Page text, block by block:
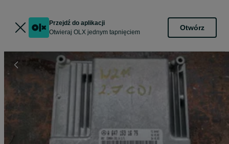
Przejdź do aplikacji
Otwieraj OLX jednym tapnięciem
Otwórz